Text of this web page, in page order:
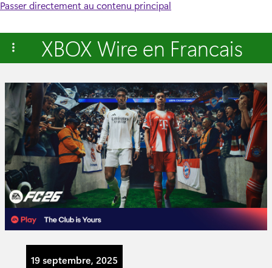
Passer directement au contenu principal
XBOX Wire en Francais
19 septembre, 2025